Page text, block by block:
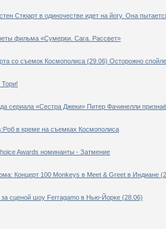
Стюарт в одиночестве идет на йогу. Она
фильма «Сумерки. Сага. Рассвет»
со съемок Космополиса (29.06) Осторожно
сериала «Сестра Джеки» Питер Фачинелли
в креме на съемках Космополиса
Awards номинанты - Затмение
Концерт 100 Monkeys в Meet & Greet в Индиане
сценой шоу Ferragamo в Нью-Йорке (28.06)